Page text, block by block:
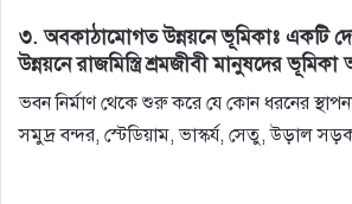
৩.অবকাঠামোগত উন্নয়নে ভূমিকাঃ একটি
উন্নয়নে রাজমিস্ত্রি শ্রমজীবী মানুষদের ভূমিকা
ভবন নির্মাণ থেকে শুরু করে যে কোন ধরনের
সমুদ্র বন্দর, স্টেডিয়াম, ভাস্কর্য, সেতু, উড়াল